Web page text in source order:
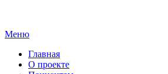
Меню
Главная
О проекте